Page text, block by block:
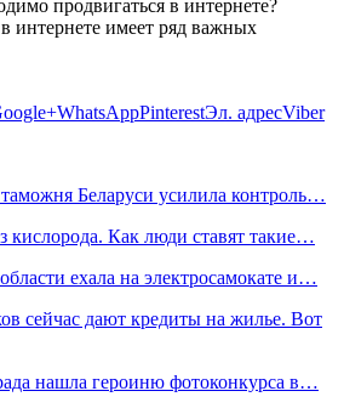
продвигаться в интернете?
интернете имеет ряд важных
WhatsAppPinterestЭл. адресViber
Беларуси усилила контроль…
кислорода. Как люди ставят такие…
ехала на электросамокате и…
сейчас дают кредиты на жилье. Вот
нашла героиню фотоконкурса в…